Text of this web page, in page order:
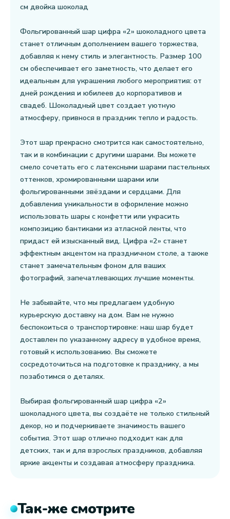
см двойка шоколад
Фольгированный шар цифра «2» шоколадного цвета
станет отличным дополнением вашего торжества,
добавляя к нему стиль и элегантность. Размер 100
см обеспечивает его заметность, что делает его
идеальным для украшения любого мероприятия: от
дней рождения и юбилеев до корпоративов и
свадеб. Шоколадный цвет создает уютную
атмосферу, привнося в праздник тепло и радость.
Этот шар прекрасно смотрится как самостоятельно,
так и в комбинации с другими шарами. Вы можете
смело сочетать его с латексными шарами пастельных
оттенков, хромированными шарами или
фольгированными звёздами и сердцами. Для
добавления уникальности в оформление можно
использовать шары с конфетти или украсить
композицию бантиками из атласной ленты, что
придаст ей изысканный вид. Цифра «2» станет
эффектным акцентом на праздничном столе, а также
станет замечательным фоном для ваших
фотографий, запечатлевающих лучшие моменты.
Не забывайте, что мы предлагаем удобную
курьерскую доставку на дом. Вам не нужно
беспокоиться о транспортировке: наш шар будет
доставлен по указанному адресу в удобное время,
готовый к использованию. Вы сможете
сосредоточиться на подготовке к празднику, а мы
позаботимся о деталях.
Выбирая фольгированный шар цифра «2»
шоколадного цвета, вы создаёте не только стильный
декор, но и подчеркиваете значимость вашего
события. Этот шар отлично подходит как для
детских, так и для взрослых праздников, добавляя
яркие акценты и создавая атмосферу праздника.
Так-же смотрите